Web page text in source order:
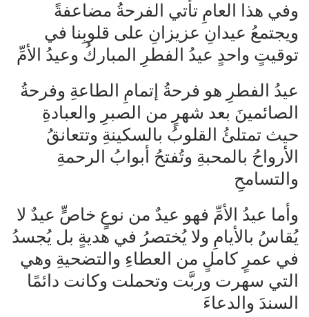
وفي هذا العامِ تأتي الفرحةُ مضاعفةً
ويجتمعُ عيدانِ عزيزانِ على قلوبِنا في
توقيتٍ واحدٍ عيدُ الفطرِ المباركُ وعيدُ الأمِّ
عيدُ الفطرِ هو فرحةُ إتمامِ الطاعةِ وفرحةُ
الصائمينَ بعد شهرٍ من الصبرِ والعبادةِ
حيث تمتلئُ القلوبُ بالسكينةِ وتتعانقُ
الأرواحُ بالمحبةِ وتُفتحُ أبوابُ الرحمةِ
والتسامحِ
وأما عيدُ الأمِّ فهو عيدٌ من نوعٍ خاصٍّ عيدٌ لا
يُقاسُ بالأيامِ ولا يُختصرُ في هديةٍ بل يُجسدُ
في عمرٍ كاملٍ من العطاءِ والتضحيةِ وهي
التي سهرت وربَّت وتحملت وكانت دائمًا
السندَ والدعاءَ